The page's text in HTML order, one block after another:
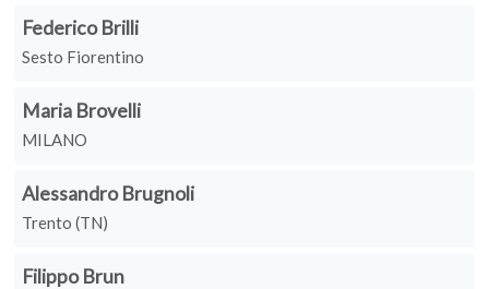
Federico Brilli
Sesto Fiorentino
Maria Brovelli
MILANO
Alessandro Brugnoli
Trento (TN)
Filippo Brun